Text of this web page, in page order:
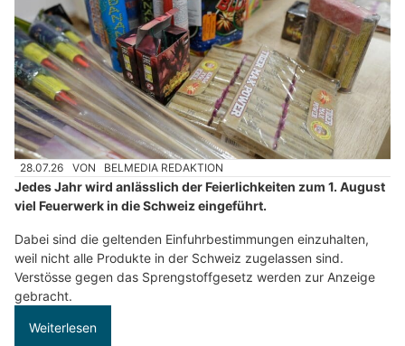
28.07.26 VON BELMEDIA REDAKTION
Jedes Jahr wird anlässlich der Feierlichkeiten zum 1. August
viel Feuerwerk in die Schweiz eingeführt.
Dabei sind die geltenden Einfuhrbestimmungen einzuhalten,
weil nicht alle Produkte in der Schweiz zugelassen sind.
Verstösse gegen das Sprengstoffgesetz werden zur Anzeige
gebracht.
Weiterlesen